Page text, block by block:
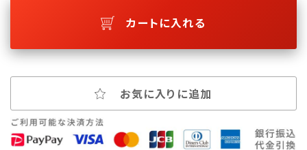
カートに入れる
お気に入りに追加